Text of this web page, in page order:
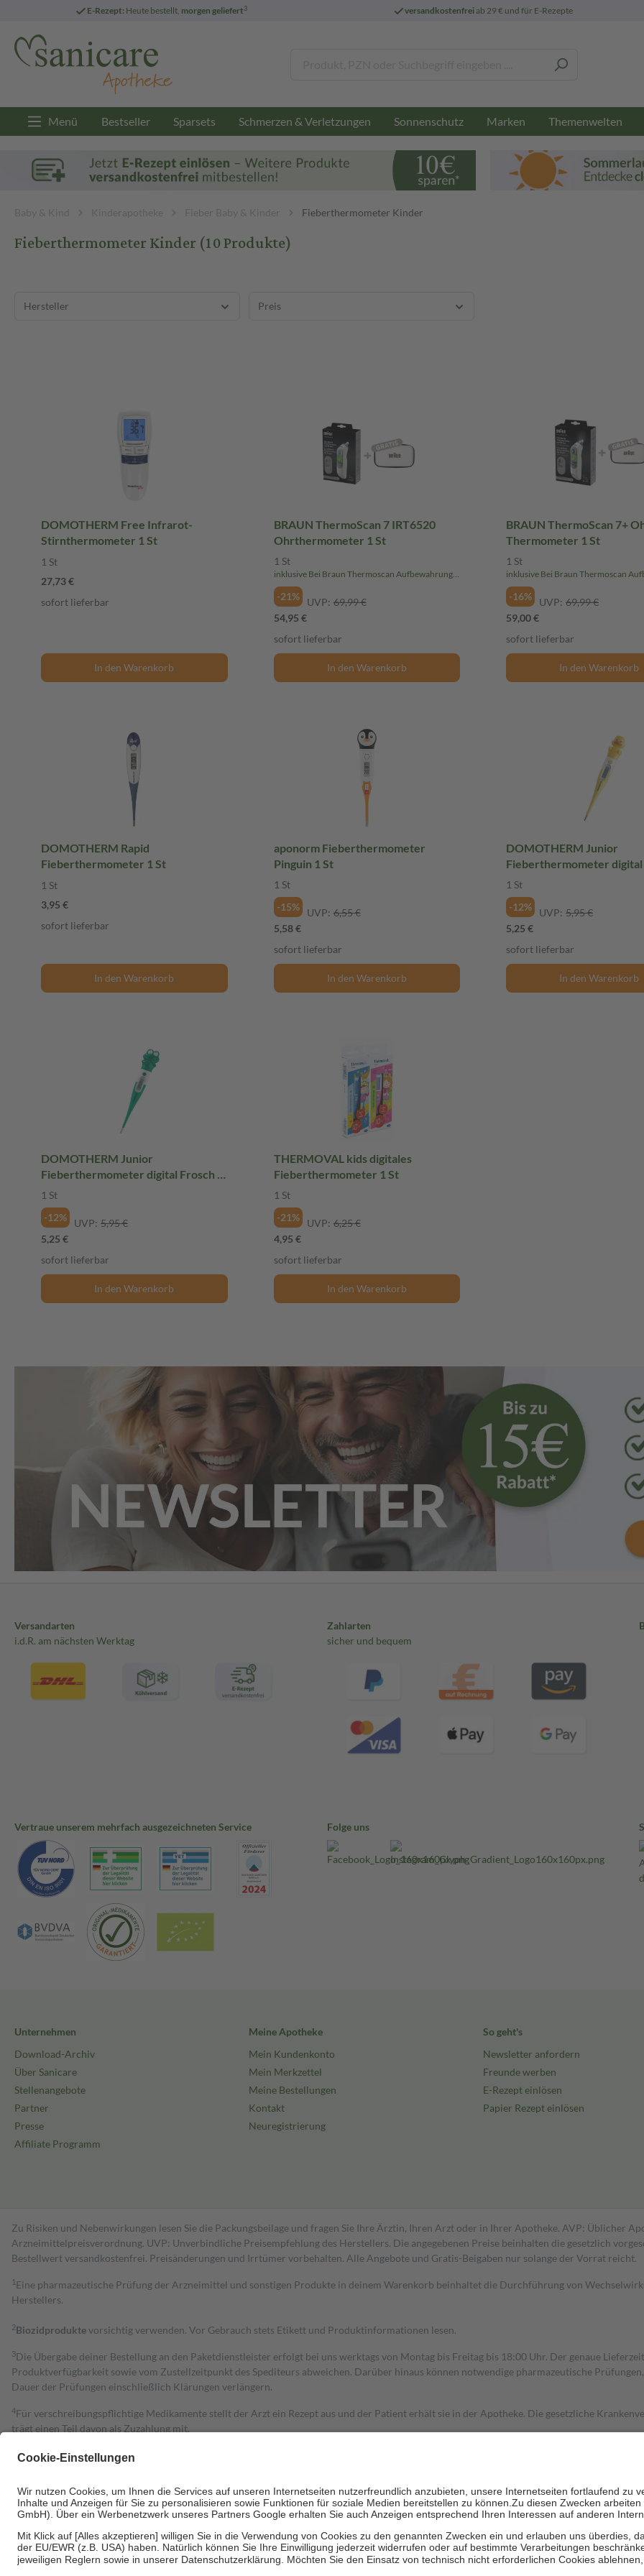
E-Rezept: Heute bestellt, morgen geliefert3 versandkostenfreiab 29 € und für E-Rezepte
Menü Bestseller Sparsets Schmerzen & Verletzungen Sonnenschutz Marken Themenwelten
Baby & Kind Kinderapotheke Fieber Baby & Kinder Fieberthermometer Kinder
Fieberthermometer Kinder(10 Produkte)
Hersteller Preis
DOMOTHERM Free Infrarot-
Stirnthermometer 1 St
1 St
27,73 €
sofort lieferbar
In den Warenkorb
BRAUN ThermoScan 7 IRT6520
Ohrthermometer 1 St
1 St
inklusive Bei Braun Thermoscan Aufbewahrungsbox we
-21% UVP: 69,99 €
54,95 €
sofort lieferbar
In den Warenkorb
BRAUN ThermoScan 7+ Ohr-
Thermometer 1 St
1 St
-16% UVP: 69,99 €
59,00 €
sofort lieferbar
In den Warenkorb
DOMOTHERM Rapid
Fieberthermometer 1 St
1 St
3,95 €
sofort lieferbar
In den Warenkorb
aponorm Fieberthermometer
Pinguin 1 St
1 St
-15%
UVP: 6,55 €
5,58 €
sofort lieferbar
In den Warenkorb
DOMOTHERM Junior
Fieberthermometer digital
1 St
-12%
UVP: 5,95 €
5,25 €
sofort lieferbar
In den Warenkorb
DOMOTHERM Junior
Fieberthermometer digital Frosch 1
St
1 St
-12%
UVP: 5,95 €
5,25 €
sofort lieferbar
In den Warenkorb
THERMOVAL kids digitales
Fieberthermometer 1 St
1 St
-21%
UVP: 6,25 €
4,95 €
sofort lieferbar
In den Warenkorb
Versandarten
i.d.R. am nächsten Werktag
Zahlarten
sicher und bequem
Vertraue unserem mehrfach ausgezeichneten Service Folge uns
Unternehmen
Download-Archiv
Über Sanicare
Stellenangebote
Partner
Presse
Affiliate Programm
Meine Apotheke
Mein Kundenkonto
Mein Merkzettel
Meine Bestellungen
Kontakt
Neuregistrierung
So geht's
Newsletter anfordern
Freunde werben
E-Rezept einlösen
Papier Rezept einlösen
Zu Risiken und Nebenwirkungen lesen Sie die Packungsbeilage und fragen Sie Ihre Ärztin, Ihren Arzt oder in Ihrer Apotheke. AVP: Üblicher
Arzneimittelpreisverordnung. UVP: Unverbindliche Preisempfehlung des Herstellers. Die angegebenen Preise beinhalten die gesetzlich
Bestell­wert versand­kosten­frei. Preisänderungen und Irrtümer vorbehalten. Alle Angebote und Gratis-Beigaben nur solange der Vorrat reicht.
1 Eine pharmazeutische Prüfung der Arzneimittel und sonstigen Produkte in deinem Warenkorb beinhaltet die Durchführung von
Herstellers.
2Biozidproduktevorsichtig verwenden. Vor Gebrauch stets Etikett und Produktinformationen lesen.
3Die Übergabe deiner Bestellung an den Paketdienstleister erfolgt bei uns werktags von Montag bis Freitag bis 18:00 Uhr. Der genaue
Produktverfügbarkeit sowie vom Zustellzeitpunkt des Spediteurs abweichen. Darüber hinaus können notwendige pharmazeutische
Dauer der Prüfungen einschließlich Klärungen verlängern.
4Für verschreibungspflichtige Medikamente stellt der Arzt ein Rezept aus und der Patient erhält sie in der Apotheke. Die gesetzliche
trägt einen Teil davon als Zuzahlung mit.
zu entrichten.
Bei Heilmitteln und häuslicher Krankenpflege beträgt die Zuzahlung zehn Prozent der Kosten sowie zehn Euro je Verordnung.
Um das Engagement der Versicherten für ihre eigene Gesundheit zu stärken und die besondere Stellung der Familie zu unterstützen, fallen
• Kindern und Jugendlichen bis zum vollendeten 18. Lebensjahr mit Ausnahme der Fahrkosten
• Untersuchungen zur Vorsorge und Früherkennung, die von der GKV getragen werden
• empfohlenen Schutzimpfungen
• Harn- und Blutteststreifen